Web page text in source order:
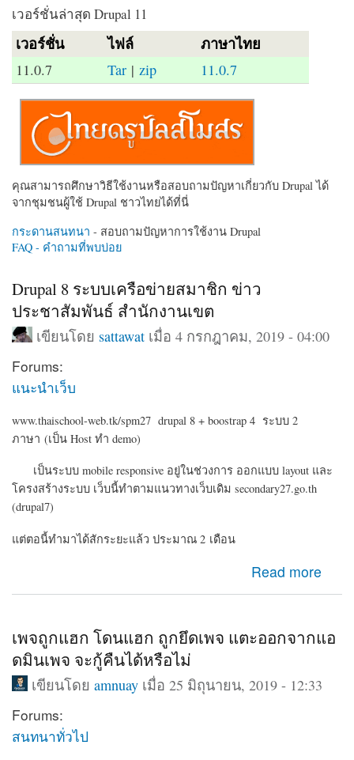
เวอร์ชั่นล่าสุด Drupal 11
เวอร์ชั่น ไฟล์ ภาษาไทย
11.0.7 Tar | zip 11.0.7
คุณสามารถศึกษาวิธีใช้งานหรือสอบถามปัญหาเกี่ยวกับ Drupal ได้
จากชุมชนผู้ใช้ Drupal ชาวไทยได้ที่นี่
กระดานสนทนา - สอบถามปัญหาการใช้งาน Drupal
FAQ - คำถามที่พบบ่อย
Drupal 8 ระบบเครือข่ายสมาชิก ข่าว
ประชาสัมพันธ์ สำนักงานเขต
เขียนโดย sattawat เมื่อ 4 กรกฎาคม, 2019 - 04:00
Forums:
แนะนำเว็บ
www.thaischool-web.tk/spm27 drupal 8 + boostrap 4 ระบบ 2
ภาษา (เป็น Host ทำ demo)
เป็นระบบ mobile responsive อยู่ในช่วงการ ออกแบบ layout และ
โครงสร้างระบบ เว็บนี้ทำตามแนวทางเว็บเดิม secondary27.go.th
(drupal7)
แต่ตอนี้ทำมาได้สักระยะแล้ว ประมาณ 2 เดือน
Read more
about Drupal 8 ระบบเครือข่ายสมาชิก ข่าวประชาสัมพันธ์
สำนักงานเขต
เพจถูกแฮก โดนแฮก ถูกยึดเพจ แตะออกจากแอ
ดมินเพจ จะกู้คืนได้หรือไม่
เขียนโดย amnuay เมื่อ 25 มิถุนายน, 2019 - 12:33
Forums:
สนทนาทั่วไป